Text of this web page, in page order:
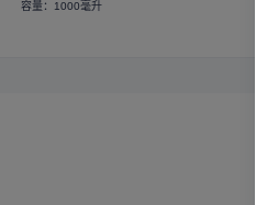
容量：1000毫升